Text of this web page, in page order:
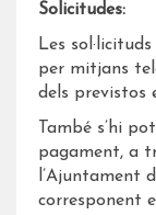
Solicitudes:
Les
per mitjans
dels previstos
També s’hi
pagament, a
l’Ajuntament
corresponent